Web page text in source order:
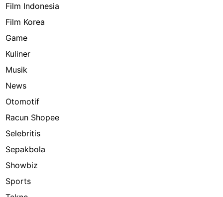
Film Indonesia
Film Korea
Game
Kuliner
Musik
News
Otomotif
Racun Shopee
Selebritis
Sepakbola
Showbiz
Sports